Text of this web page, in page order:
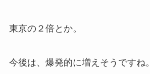
東京の２倍とか。
今後は、爆発的に増えそうですね。